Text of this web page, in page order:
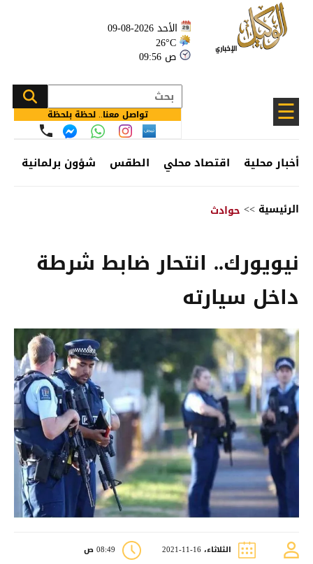
الأحد 2026-08-09
26°C
09:56 ص
☰ تواصل معنا.. لحظة بلحظة
أخبار محلية اقتصاد محلي الطقس شؤون برلمانية
الرئيسية >> حوادث
نيويورك.. انتحار ضابط شرطة
داخل سيارته
الثلاثاء، 16-11-2021 08:49 ص